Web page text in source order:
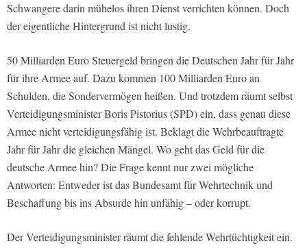
Schwangere darin mühelos ihren Dienst verrichten können. Doch
der eigentliche Hintergrund ist nicht lustig.
50 Milliarden Euro Steuergeld bringen die Deutschen Jahr für Jahr
für ihre Armee auf. Dazu kommen 100 Milliarden Euro an
Schulden, die Sondervermögen heißen. Und trotzdem räumt selbst
Verteidigungsminister Boris Pistorius (SPD) ein, dass genau diese
Armee nicht verteidigungsfähig ist. Beklagt die Wehrbeauftragte
Jahr für Jahr die gleichen Mängel. Wo geht das Geld für die
deutsche Armee hin? Die Frage kennt nur zwei mögliche
Antworten: Entweder ist das Bundesamt für Wehrtechnik und
Beschaffung bis ins Absurde hin unfähig – oder korrupt.
Der Verteidigungsminister räumt die fehlende Wehrtüchtigkeit ein.